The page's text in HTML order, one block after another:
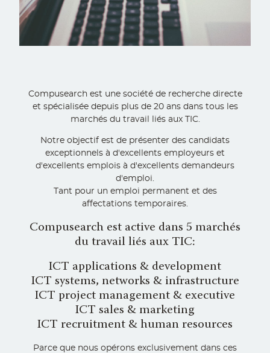
Compusearch est une société de recherche directe
et spécialisée depuis plus de 20 ans dans tous les
marchés du travail liés aux TIC.
Notre objectif est de présenter des candidats
exceptionnels à d'excellents employeurs et
d'excellents emplois à d'excellents demandeurs
d'emploi.
Tant pour un emploi permanent et des
affectations temporaires.
Compusearch est active dans 5 marchés
du travail liés aux TIC:
ICT applications & development
ICT systems, networks & infrastructure
ICT project management & executive
ICT sales & marketing
ICT recruitment & human resources
Parce que nous opérons exclusivement dans ces